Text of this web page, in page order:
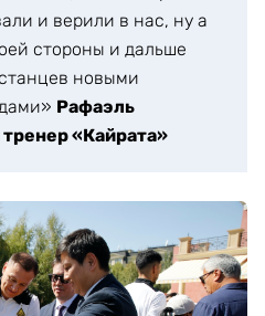
и верили в нас, ну а
стороны и дальше
новыми
Рафаэль
«Кайрата»